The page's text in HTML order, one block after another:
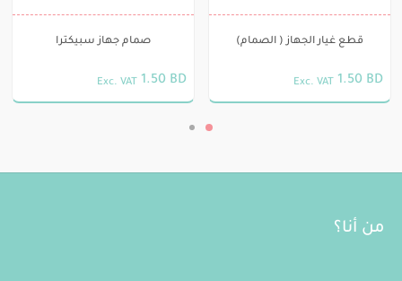
قطع غيار الجهاز ( الصمام)
1.50 BD
Exc. VAT
صمام جهاز سبيكترا
1.50 BD
Exc. VAT
من أنا؟